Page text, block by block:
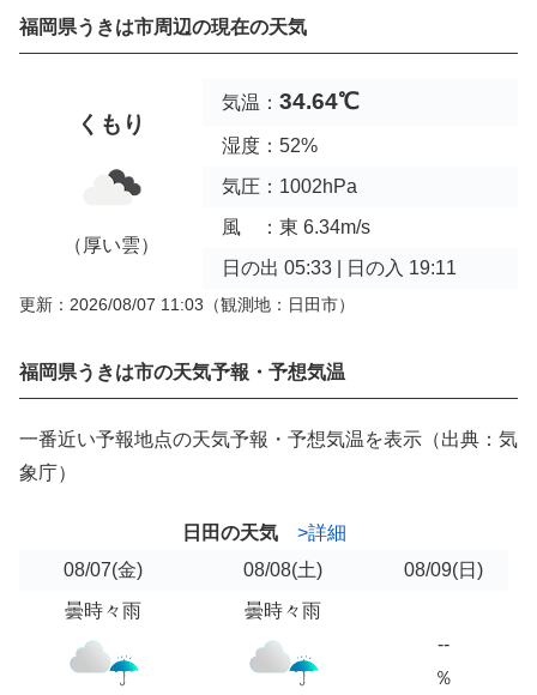
福岡県うきは市周辺の現在の天気
くもり
（厚い雲）
気温： 34.64℃
湿度：52%
気圧：1002hPa
風 ：東 6.34m/s
日の出 05:33 | 日の入 19:11
更新：2026/08/07 11:03 （観測地：日田市）
福岡県うきは市の天気予報・予想気温
一番近い予報地点の天気予報・予想気温を表示（出典：気
象庁）
日田の天気
>詳細
08/07(金) 08/08(土) 08/09(日)
曇時々雨
曇時々雨
--
％